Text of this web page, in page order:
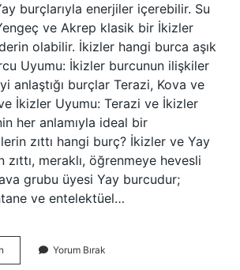
burçlarıyla enerjiler içerebilir. Su
ve Akrep klasik bir İkizler
olabilir. İkizler hangi burca aşık
Uyumu: İkizler burcunun ilişkiler
anlaştığı burçlar Terazi, Kova ve
İkizler Uyumu: Terazi ve İkizler
her anlamıyla ideal bir
zıttı hangi burç? İkizler ve Yay
zıttı, meraklı, öğrenmeye hevesli
grubu üyesi Yay burcudur;
ve entelektüel…
Burcu
Yorum Bırak